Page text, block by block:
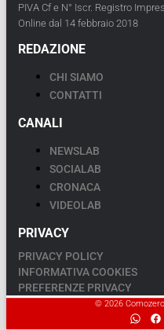
PIVA Cf e N° Iscr. Registro
Online dal 14 febbraio 2018
REDAZIONE
CHI SIAMO
CONTATTI
CANALI
NEWSLAB
SOCIALAB
CRONACA
VIDEOLAB
PRIVACY
PRIVACY POLICY
INFORMATIVA COOKIES
PREFERENZE PRIVACY
© 2026